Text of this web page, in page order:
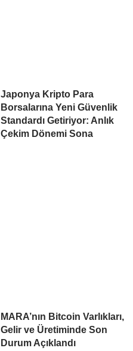
Japonya Kripto Para
Borsalarına Yeni Güvenlik
Standardı Getiriyor: Anlık
Çekim Dönemi Sona
MARA’nın Bitcoin Varlıkları,
Gelir ve Üretiminde Son
Durum Açıklandı